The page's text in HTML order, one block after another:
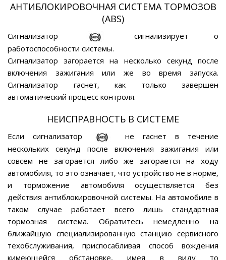
АНТИБЛОКИРОВОЧНАЯ СИСТЕМА ТОРМОЗОВ
(ABS)
Сигнализатор
сигнализирует о
работоспособности системы.
Сигнализатор загорается на несколько секунд после
включения зажигания или же во время запуска.
Сигнализатор гаснет, как только завершен
автоматический процесс контроля.
НЕИСПРАВНОСТЬ В СИСТЕМЕ
Если сигнализатор
не гаснет в течение
нескольких секунд после включения зажигания или
совсем не загорается либо же загорается на ходу
автомобиля, то это означает, что устройство не в норме,
и торможение автомобиля осуществляется без
действия антиблокировочной системы. На автомобиле в
таком случае работает всего лишь стандартная
тормозная система. Обратитесь немедленно на
ближайшую специализированную станцию сервисного
техобслуживания, приспосабливая способ вождения
кимеющейся обстановке, имея в виду то